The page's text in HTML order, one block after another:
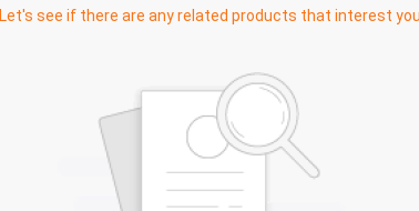
Let's see if there are any related products that interest you